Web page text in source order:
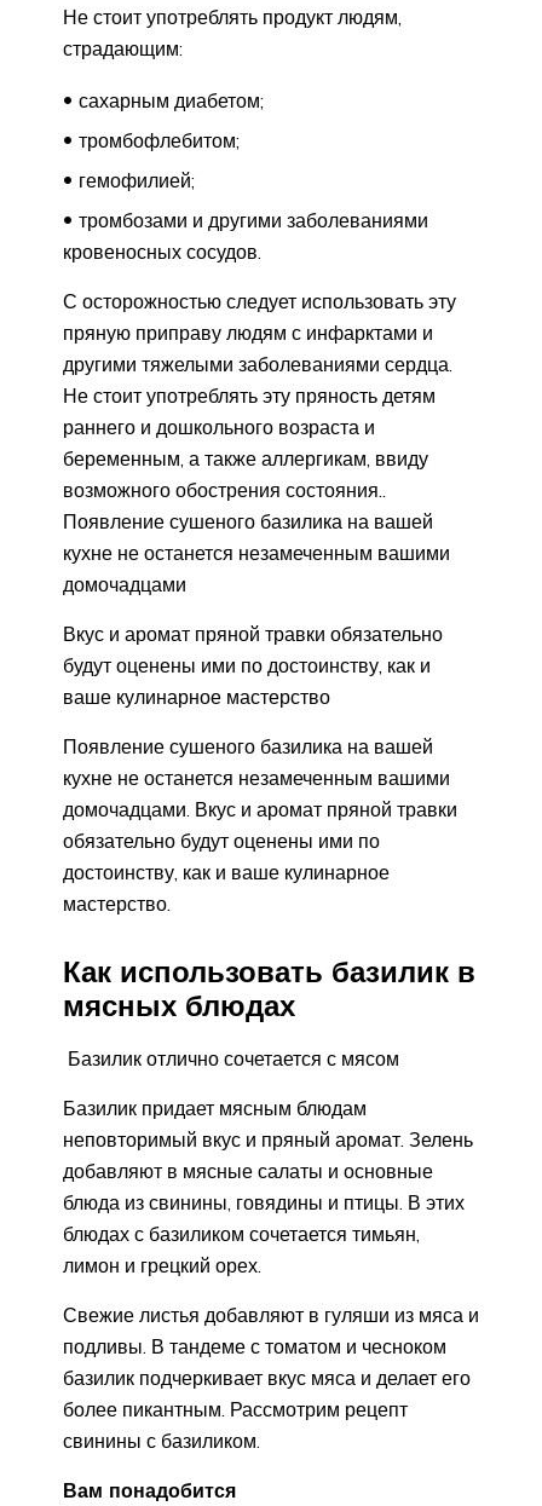
Не стоит употреблять продукт людям,
страдающим:
сахарным диабетом;
тромбофлебитом;
гемофилией;
тромбозами и другими заболеваниями
кровеносных сосудов.
С осторожностью следует использовать эту
пряную приправу людям с инфарктами и
другими тяжелыми заболеваниями сердца.
Не стоит употреблять эту пряность детям
раннего и дошкольного возраста и
беременным, а также аллергикам, ввиду
возможного обострения состояния..
Появление сушеного базилика на вашей
кухне не останется незамеченным вашими
домочадцами
Вкус и аромат пряной травки обязательно
будут оценены ими по достоинству, как и
ваше кулинарное мастерство
Появление сушеного базилика на вашей
кухне не останется незамеченным вашими
домочадцами. Вкус и аромат пряной травки
обязательно будут оценены ими по
достоинству, как и ваше кулинарное
мастерство.
Как использовать базилик в
мясных блюдах
Базилик отлично сочетается с мясом
Базилик придает мясным блюдам
неповторимый вкус и пряный аромат. Зелень
добавляют в мясные салаты и основные
блюда из свинины, говядины и птицы. В этих
блюдах с базиликом сочетается тимьян,
лимон и грецкий орех.
Свежие листья добавляют в гуляши из мяса и
подливы. В тандеме с томатом и чесноком
базилик подчеркивает вкус мяса и делает его
более пикантным. Рассмотрим рецепт
свинины с базиликом.
Вам понадобится